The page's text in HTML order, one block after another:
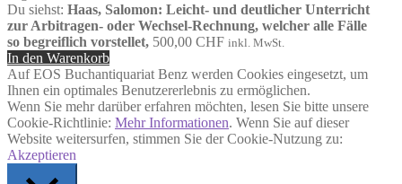
Du siehst: Haas, Salomon: Leicht- und deutlicher Unterricht
zur Arbitragen- oder Wechsel-Rechnung, welcher alle Fälle
so begreiflich vorstellet, 500,00 CHF inkl. MwSt.
In den Warenkorb
Auf EOS Buchantiquariat Benz werden Cookies eingesetzt, um
Ihnen ein optimales Benutzererlebnis zu ermöglichen.
Wenn Sie mehr darüber erfahren möchten, lesen Sie bitte unsere
Cookie-Richtlinie: Mehr Informationen. Wenn Sie auf dieser
Website weitersurfen, stimmen Sie der Cookie-Nutzung zu:
Akzeptieren